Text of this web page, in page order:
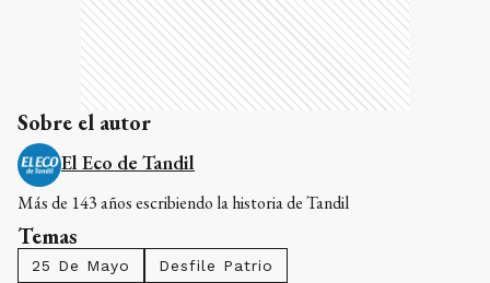
Sobre el autor
El Eco de Tandil
Más de 143 años escribiendo la historia de Tandil
Temas
25 De Mayo Desfile Patrio